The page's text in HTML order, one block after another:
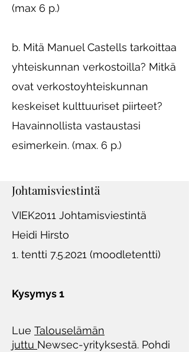
(max 6 p.)
b. Mitä Manuel Castells tarkoittaa
yhteiskunnan verkostoilla? Mitkä
ovat verkostoyhteiskunnan
keskeiset kulttuuriset piirteet?
Havainnollista vastaustasi
esimerkein. (max. 6 p.)
Johtamisviestintä
VIEK2011 Johtamisviestintä
Heidi Hirsto
1. tentti 7.5.2021 (moodletentti)
Kysymys 1
Lue Talouselämän
juttu Newsec-yrityksestä. Pohdi